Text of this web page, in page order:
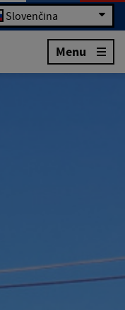
Slovenčina
Menu